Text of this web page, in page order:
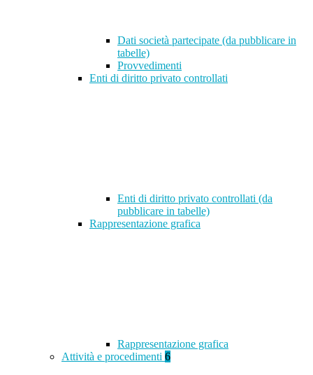
Dati società partecipate (da pubblicare in
tabelle)
Provvedimenti
Enti di diritto privato controllati
Enti di diritto privato controllati (da
pubblicare in tabelle)
Rappresentazione grafica
Rappresentazione grafica
Attività e procedimenti 6